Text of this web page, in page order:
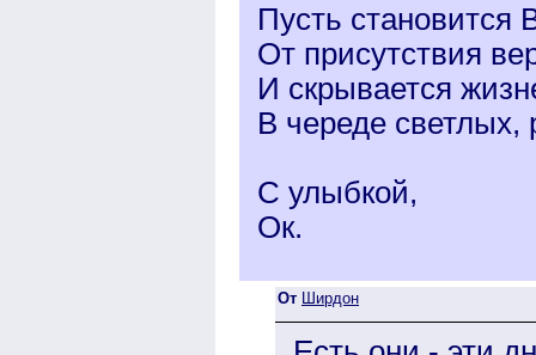
Пусть становится
От присутствия
И скрывается
В череде
С улыбкой,
Ок.
От Ширдон